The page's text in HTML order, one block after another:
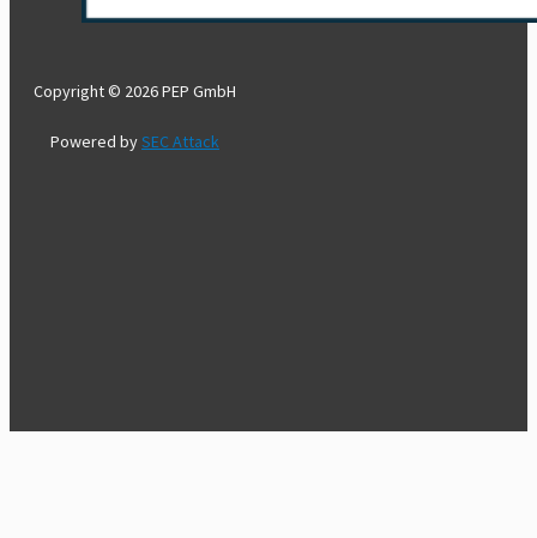
Copyright © 2026 PEP GmbH
Powered bySEC Attack